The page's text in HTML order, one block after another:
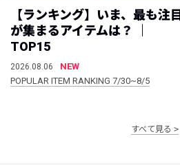
【ランキング】いま、最も注目
が集まるアイテムは？ ｜
TOP15
2026.08.06
NEW
POPULAR ITEM RANKING 7/30~8/5
すべて見る